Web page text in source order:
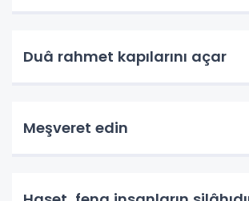
Duâ rahmet kapılarını açar
Meşveret edin